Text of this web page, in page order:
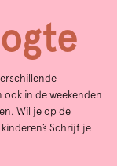
in de weekenden
Wil je op de
Schrijf je